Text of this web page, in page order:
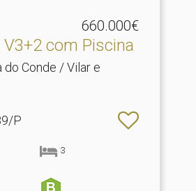
660.000€
com Piscina
do Conde / Vilar e
P
3